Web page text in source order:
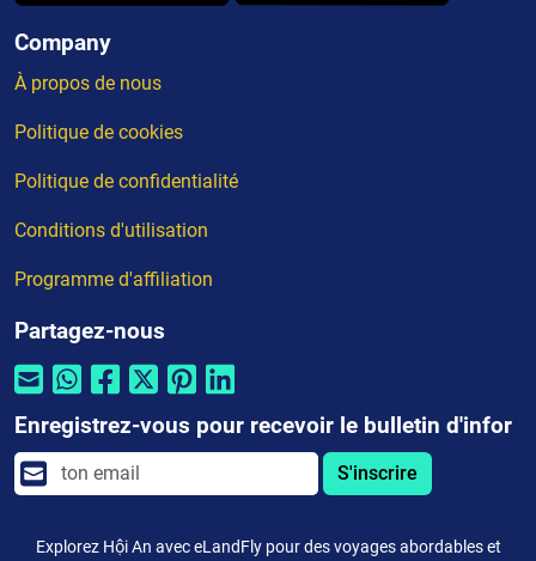
Company
À propos de nous
Politique de cookies
Politique de confidentialité
Conditions d'utilisation
Programme d'affiliation
Partagez-nous
Enregistrez-vous pour recevoir le bulletin d'infor
S'inscrire
Explorez Hội An avec eLandFly pour des voyages abordables et